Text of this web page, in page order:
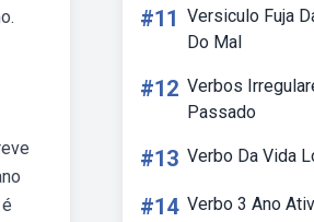
#11 Versiculo Fuja
Do Mal
#12 Verbos
Passado
#13 Verbo Da Vida
#14 Verbo 3 Ano